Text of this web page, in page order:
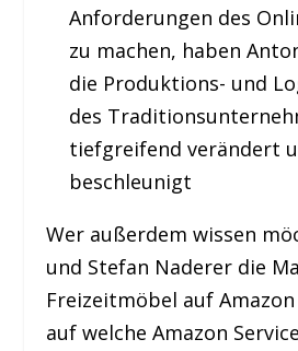
Anforderungen des
zu machen, haben
die Produktions- und
des
tiefgreifend verändert
beschleunigt
Wer außerdem wissen
und Stefan Naderer die
Freizeitmöbel auf
auf welche Amazon